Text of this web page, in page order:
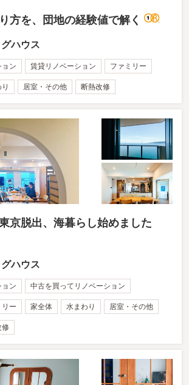
方を、団地の経験値で解く
ハウス
ョン 賃貸リノベーション ファミリー
居室・その他 断熱改修
京脱出、海暮らし始めました
ハウス
ョン 中古を買ってリノベーション
リー 家全体 水まわり 居室・その他
修